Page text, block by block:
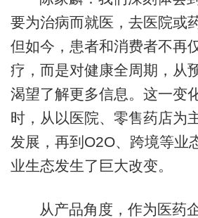
要为治病而就医，去医院或
但如今，患者和消费者不再
疗，而是对健康全周期，从
渴望了解更多信息。这一变
时，从以医院、零售药店为
发展，再到O2O、跨境等业
业生态发生了巨大改变。
从产品角度，作为医药